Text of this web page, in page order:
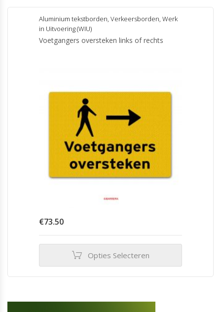
Aluminium tekstborden, Verkeersborden, Werk
in Uitvoering (WIU)
Voetgangers oversteken links of rechts
€73.50
Opties Selecteren
meerdere